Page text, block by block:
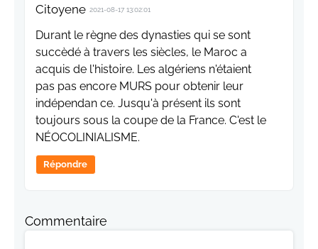
Citoyene 2021-08-17 13:02:01
Durant le règne des dynasties qui se sont
succèdé à travers les siècles, le Maroc a
acquis de l'histoire. Les algériens n'étaient
pas pas encore MURS pour obtenir leur
indépendan ce. Jusqu'à présent ils sont
toujours sous la coupe de la France. C'est le
NÉOCOLINIALISME.
Répondre
Commentaire